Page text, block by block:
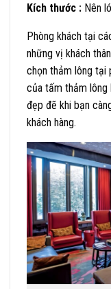
Kích thước : Nên
Phòng khách tại
những vị khách
chọn thảm lông tại
của tấm thảm lông
đẹp đẽ khi bạn
khách hàng.